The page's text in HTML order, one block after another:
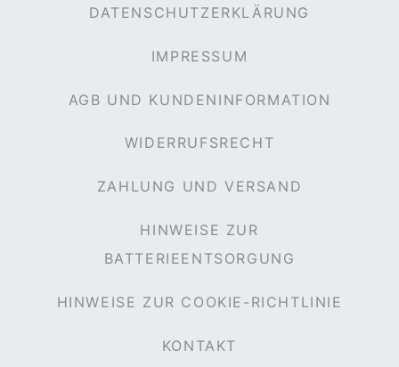
DATENSCHUTZERKLÄRUNG
IMPRESSUM
AGB UND KUNDENINFORMATION
WIDERRUFSRECHT
ZAHLUNG UND VERSAND
HINWEISE ZUR
BATTERIEENTSORGUNG
HINWEISE ZUR COOKIE-RICHTLINIE
KONTAKT